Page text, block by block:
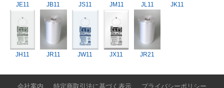
JE11 JB11 JS11 JM11 JL11 JK11
JH11 JR11 JW11 JX11 JR21
会社案内 特定商取引法に基づく表示 プライバシーポリシー